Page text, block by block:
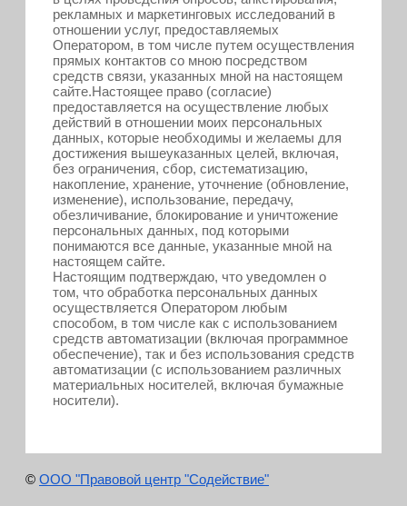
рекламных и маркетинговых исследований в
отношении услуг, предоставляемых
Оператором, в том числе путем осуществления
прямых контактов со мною посредством
средств связи, указанных мной на настоящем
сайте.Настоящее право (согласие)
предоставляется на осуществление любых
действий в отношении моих персональных
данных, которые необходимы и желаемы для
достижения вышеуказанных целей, включая,
без ограничения, сбор, систематизацию,
накопление, хранение, уточнение (обновление,
изменение), использование, передачу,
обезличивание, блокирование и уничтожение
персональных данных, под которыми
понимаются все данные, указанные мной на
настоящем сайте.
Настоящим подтверждаю, что уведомлен о
том, что обработка персональных данных
осуществляется Оператором любым
способом, в том числе как с использованием
средств автоматизации (включая программное
обеспечение), так и без использования средств
автоматизации (с использованием различных
материальных носителей, включая бумажные
носители).
© ООО "Правовой центр "Содействие"